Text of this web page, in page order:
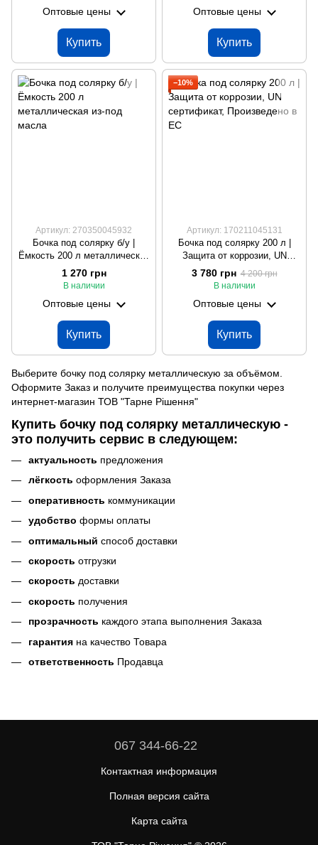
Оптовые цены
Купить
Оптовые цены
Купить
Артикул: 270350045932
Бочка под солярку б/у |
Ёмкость 200 л металлическая
из-под масла
1 270 грн
В наличии
Оптовые цены
Купить
−10%
Артикул: 170211045131
Бочка под солярку 200 л |
Защита от коррозии, UN
сертификат, Произведено в
ЕС
3 780 грн 4 200 грн
В наличии
Оптовые цены
Купить
Выберите бочку под солярку металлическую за объёмом.
Оформите Заказ и получите преимущества покупки через
интернет-магазин ТОВ "Тарне Рішення"
Купить бочку под солярку металлическую -
это получить сервис в следующем:
актуальность предложения
лёгкость оформления Заказа
оперативность коммуникации
удобство формы оплаты
оптимальный способ доставки
скорость отгрузки
скорость доставки
скорость получения
прозрачность каждого этапа выполнения Заказа
гарантия на качество Товара
ответственность Продавца
067 344-66-22
Контактная информация
Полная версия сайта
Карта сайта